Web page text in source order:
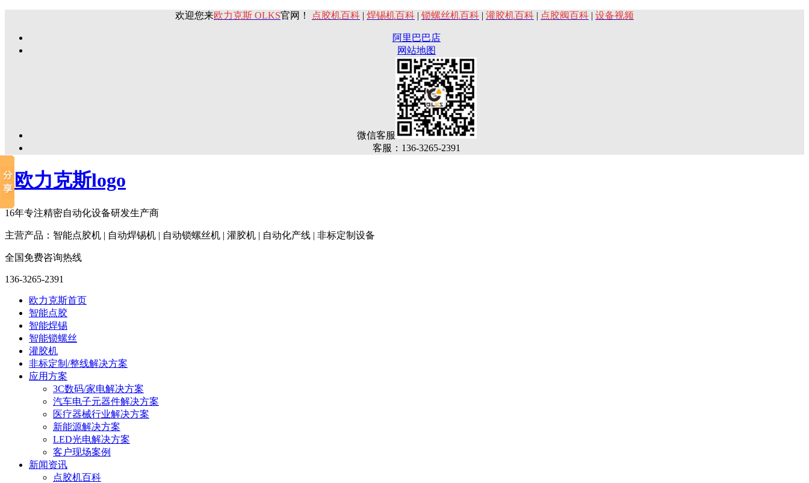
欢迎您来欧力克斯 OLKS官网！ 点胶机百科 | 焊锡机百科 | 锁螺丝机百科 | 灌胶机百科 | 点胶阀百科 | 设备视频
阿里巴巴店
网站地图
微信客服
客服：136-3265-2391
16年专注精密自动化设备研发生产商
主营产品：智能点胶机 | 自动焊锡机 | 自动锁螺丝机 | 灌胶机 | 自动化产线 | 非标定制设备
全国免费咨询热线
136-3265-2391
欧力克斯首页
智能点胶
智能焊锡
智能锁螺丝
灌胶机
非标定制/整线解决方案
应用方案
3C数码/家电解决方案
汽车电子元器件解决方案
医疗器械行业解决方案
新能源解决方案
LED光电解决方案
客户现场案例
新闻资讯
点胶机百科